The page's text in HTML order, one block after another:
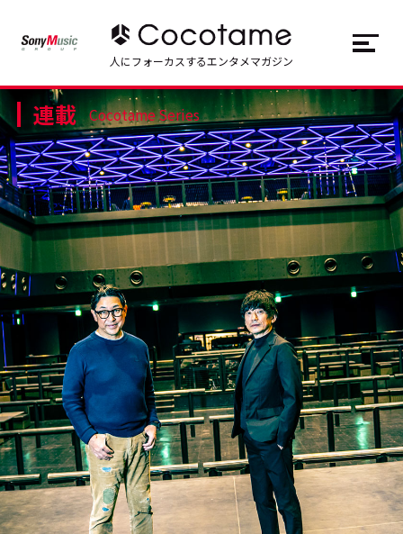
トップ Top
記事一覧 Articles
連載一覧 Series
Cocotameとは About
#エンタメ業界のちょっといい話
#サステナブルな取り組み #スタッフが語る
JP EN
人にフォーカスするエンタメマガジン
連載 Cocotame Series